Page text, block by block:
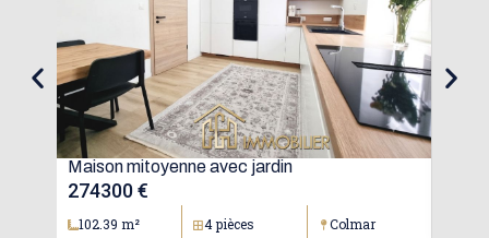
Maison mitoyenne avec jardin
274300 €
102.39 m² 4 pièces Colmar